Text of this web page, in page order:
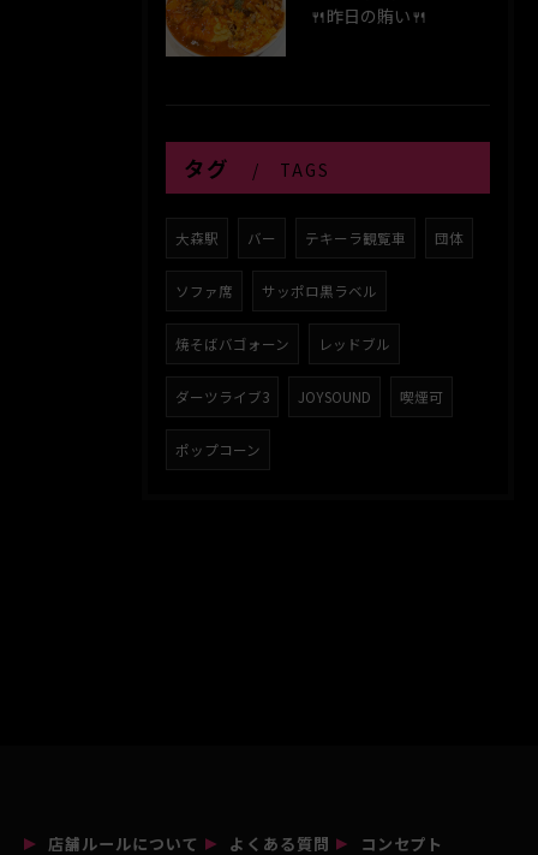
🍴昨日の賄い🍴
タグ TAGS
大森駅 バー テキーラ観覧車 団体
ソファ席 サッポロ黒ラベル
焼そばバゴォーン レッドブル
ダーツライブ3 JOYSOUND 喫煙可
ポップコーン
店舗ルールについて よくある質問 コンセプト